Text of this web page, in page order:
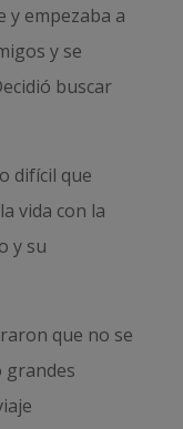
y empezaba a
y se
buscar
difícil que
vida con la
y su
que no se
grandes